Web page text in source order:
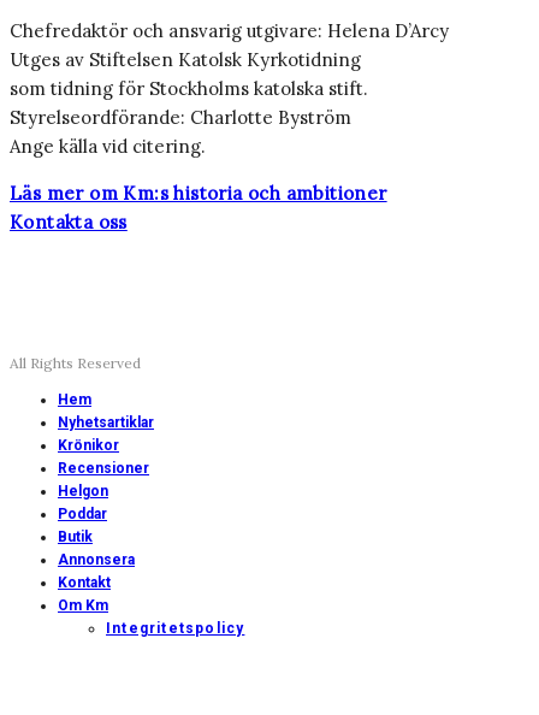
Chefredaktör och ansvarig utgivare: Helena D’Arcy
Utges av Stiftelsen Katolsk Kyrkotidning
som tidning för Stockholms katolska stift.
Styrelseordförande: Charlotte Byström
Ange källa vid citering.
Läs mer om Km:s historia och ambitioner
Kontakta oss
All Rights Reserved
Hem
Nyhetsartiklar
Krönikor
Recensioner
Helgon
Poddar
Butik
Annonsera
Kontakt
Om Km
Integritetspolicy